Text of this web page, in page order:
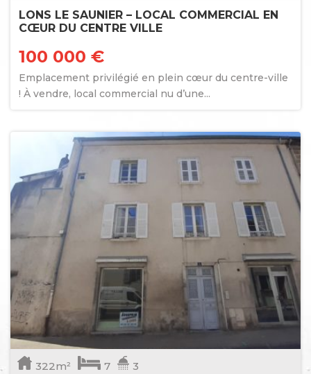
LONS LE SAUNIER – LOCAL COMMERCIAL EN
CŒUR DU CENTRE VILLE
100 000 €
Emplacement privilégié en plein cœur du centre-ville
! À vendre, local commercial nu d’une...
322m² 7
3